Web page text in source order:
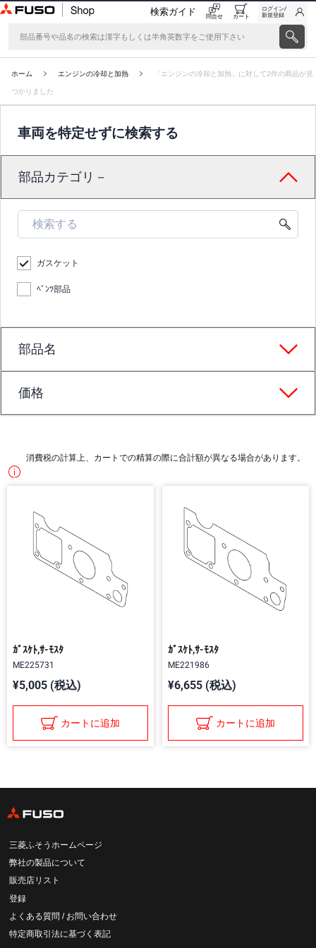
検索ガイド 問合せ カート
ログイン/
新規登録
ホーム エンジンの冷却と加熱 「エンジンの冷却と加熱」に対して2件の商品が見
つかりました
車両を特定せずに検索する
部品カテゴリ－
ガスケット
ﾍﾞﾝﾂ部品
部品名
価格
消費税の計算上、カートでの精算の際に合計額が異なる場合があります。
ｶﾞｽｹﾄ,ｻ-ﾓｽﾀ
ME225731
¥5,005 (税込)
カートに追加
ｶﾞｽｹﾄ,ｻ-ﾓｽﾀ
ME221986
¥6,655 (税込)
カートに追加
三菱ふそうホームページ
弊社の製品について
販売店リスト
登録
よくある質問 / お問い合わせ
特定商取引法に基づく表記